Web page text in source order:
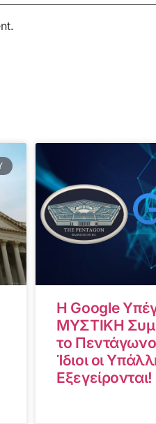
Η Google
ΜΥΣΤΙΚΗ
το Πεντάγωνο
Ίδιοι οι
Εξεγείρονται!